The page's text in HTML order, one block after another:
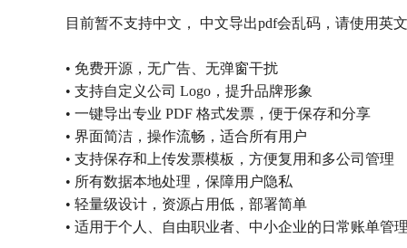
目前暂不支持中文， 中文导出pdf会乱码，请使用英
• 免费开源，无广告、无弹窗干扰
• 支持自定义公司 Logo，提升品牌形象
• 一键导出专业 PDF 格式发票，便于保存和分享
• 界面简洁，操作流畅，适合所有用户
• 支持保存和上传发票模板，方便复用和多公司管理
• 所有数据本地处理，保障用户隐私
• 轻量级设计，资源占用低，部署简单
• 适用于个人、自由职业者、中小企业的日常账单管